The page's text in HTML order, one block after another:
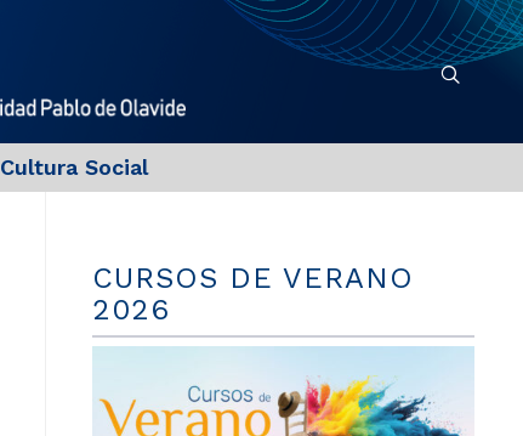
Cultura Social
CURSOS DE VERANO
2026